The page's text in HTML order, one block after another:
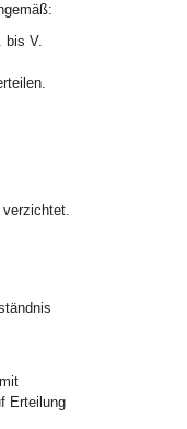
bis V.
verzichtet.
Erteilung